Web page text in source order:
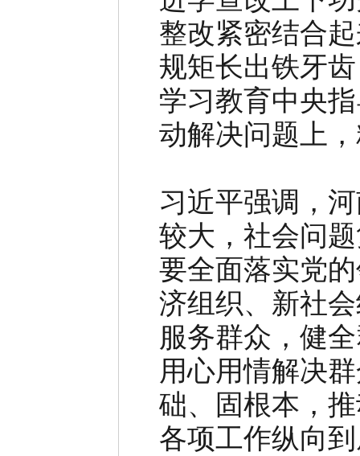
整改紧密结合
规矩长出铁牙
学习教育中央
动解决问题上
习近平强调，
较大，社会问
要全面落实党
济组织、新社
服务群众，健
用心用情解决
础、固根本，
各项工作纵向